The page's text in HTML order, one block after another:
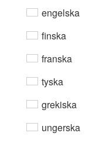
engelska
finska
franska
tyska
grekiska
ungerska